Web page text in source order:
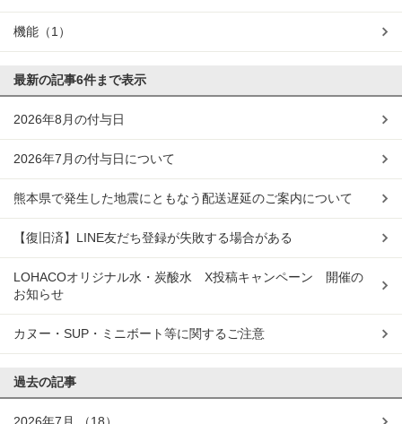
機能 （1）
最新の記事6件まで表示
2026年8月の付与日
2026年7月の付与日について
熊本県で発生した地震にともなう配送遅延のご案内について
【復旧済】LINE友だち登録が失敗する場合がある
LOHACOオリジナル水・炭酸水 X投稿キャンペーン 開催の
お知らせ
カヌー・SUP・ミニボート等に関するご注意
過去の記事